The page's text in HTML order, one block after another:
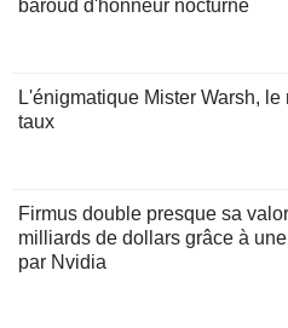
baroud d'honneur nocturne
L'énigmatique Mister Warsh,
taux
Firmus double presque sa
milliards de dollars grâce à
par Nvidia